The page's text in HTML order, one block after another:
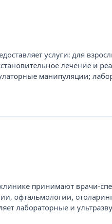
услуги: для
лечение и
манипуляции;
принимают врачи-
офтальмологии,
лабораторные и